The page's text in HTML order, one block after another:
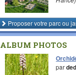
Proposer votre parc ou
ALBUM PHOTOS
par